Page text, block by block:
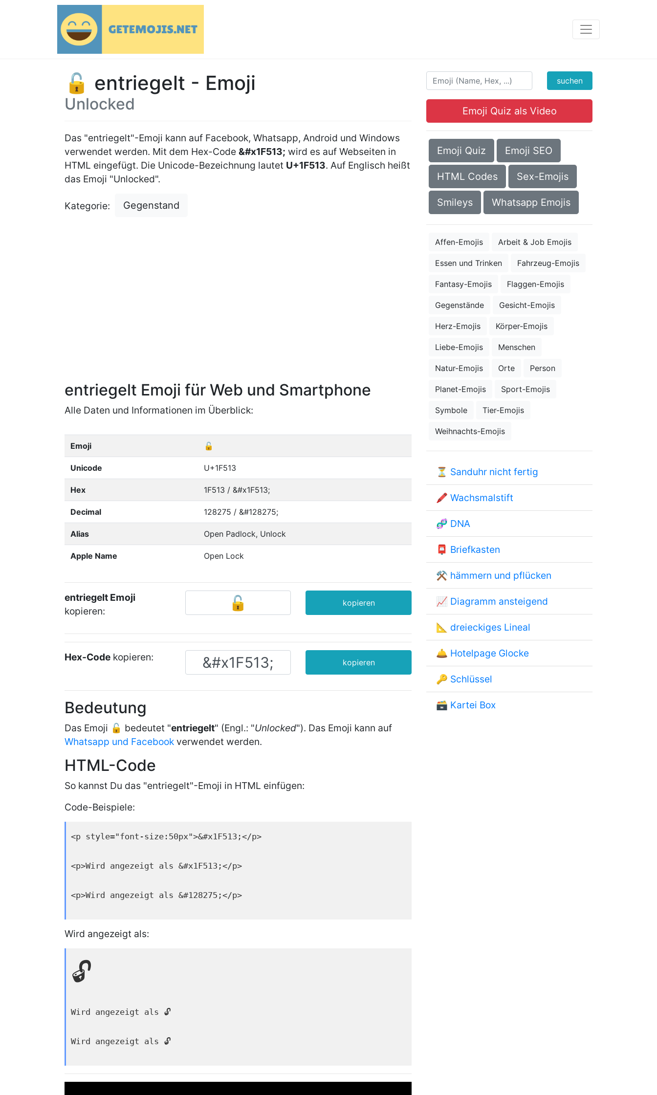
🔓 entriegelt - Emoji
Unlocked
Das "entriegelt"-Emoji kann auf Facebook, Whatsapp, Android und Windows
verwendet werden. Mit dem Hex-Code &#x1F513; wird es auf Webseiten in
HTML eingefügt. Die Unicode-Bezeichnung lautet U+1F513. Auf Englisch heißt
das Emoji "Unlocked".
Kategorie: Gegenstand
entriegelt Emoji für Web und Smartphone
Alle Daten und Informationen im Überblick:
Emoji 🔓
Unicode U+1F513
Hex 1F513 / &#x1F513;
Decimal 128275 / &#128275;
Alias Open Padlock, Unlock
Apple Name Open Lock
entriegelt Emoji
kopieren:
kopieren
Hex-Code kopieren: kopieren
Bedeutung
Das Emoji 🔓 bedeutet "entriegelt" (Engl.: "Unlocked"). Das Emoji kann auf
Whatsapp und Facebook verwendet werden.
HTML-Code
So kannst Du das "entriegelt"-Emoji in HTML einfügen:
Code-Beispiele:
<p style="font-size:50px">&#x1F513;</p>
<p>Wird angezeigt als &#x1F513;</p>
<p>Wird angezeigt als &#128275;</p>
Wird angezeigt als:
🔓
Wird angezeigt als 🔓
Wird angezeigt als 🔓
suchen
Emoji Quiz als Video
Emoji Quiz Emoji SEO
HTML Codes Sex-Emojis
Smileys Whatsapp Emojis
Affen-Emojis Arbeit & Job Emojis
Essen und Trinken Fahrzeug-Emojis
Fantasy-Emojis Flaggen-Emojis
Gegenstände Gesicht-Emojis
Herz-Emojis Körper-Emojis
Liebe-Emojis Menschen
Natur-Emojis Orte Person
Planet-Emojis Sport-Emojis
Symbole Tier-Emojis
Weihnachts-Emojis
⏳ Sanduhr nicht fertig
🖍 Wachsmalstift
🧬 DNA
📮 Briefkasten
⚒ hämmern und pflücken
📈 Diagramm ansteigend
📐 dreieckiges Lineal
🛎 Hotelpage Glocke
🔑 Schlüssel
🗃 Kartei Box